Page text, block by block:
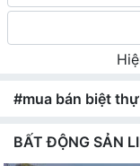
#mua bán biệt
BẤT ĐỘNG SẢN